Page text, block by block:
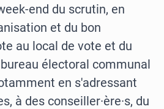
end du scrutin, en
et du bon
au local de vote et du
électoral communal
en s'adressant
à des conseiller·ère·s, du